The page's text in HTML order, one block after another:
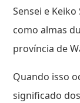
Sensei e
como almas
província de
Quando isso
significado